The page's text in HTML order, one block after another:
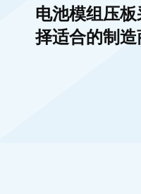
电池模组压
择适合的制